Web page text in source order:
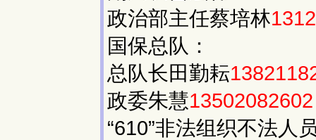
政治部主任蔡培林
国保总队：
总队长田勤耘
政委朱慧13502082602
“610”非法组织不法人